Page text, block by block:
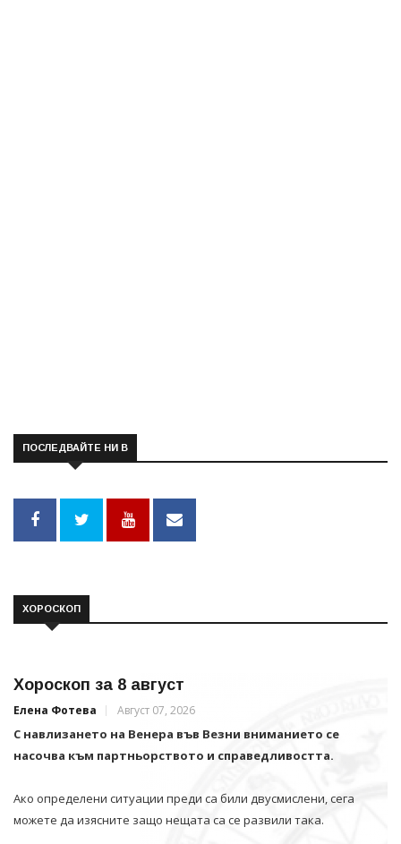
ПОСЛЕДВАЙТЕ НИ В
ХОРОСКОП
Хороскоп за 8 август
Елена Фотева Август 07, 2026
С навлизането на Венера във Везни вниманието се
насочва към партньорството и справедливостта.
Ако определени ситуации преди са били двусмислени, сега
можете да изясните защо нещата са се развили така.